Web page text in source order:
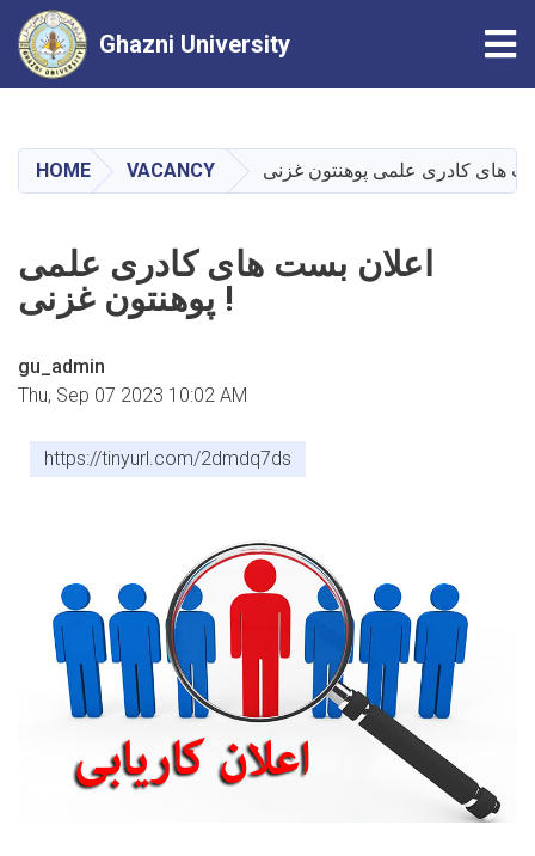
main
content
Ghazni University
HOME VACANCY
اعلان بست های کادری علمی
پوهنتون غزنی !
gu_admin
Thu, Sep 07 2023 10:02 AM
https://tinyurl.com/2dmdq7ds